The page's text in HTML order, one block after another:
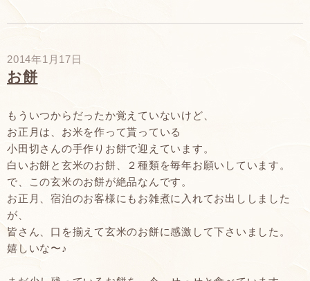
2014年1月17日
お餅
もういつからだったか覚えていないけど、
お正月は、お米を作って貰っている
小田切さんの手作りお餅で迎えています。
白いお餅と玄米のお餅、２種類を毎年お願いしています。
で、この玄米のお餅が絶品なんです。
お正月、宿泊のお客様にもお雑煮に入れてお出ししました
が、
皆さん、口を揃えて玄米のお餅に感激して下さいました。
嬉しいな〜♪